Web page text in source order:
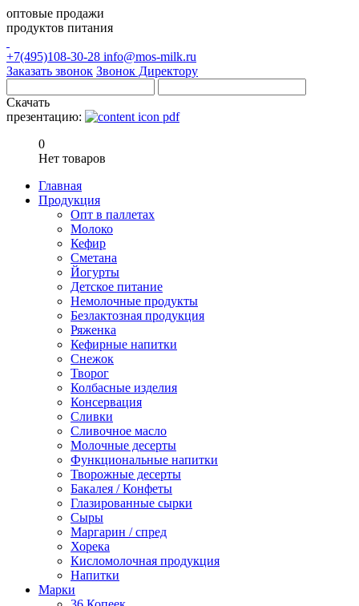
оптовые продажи
продуктов питания
+7(495)108-30-28 info@mos-milk.ru
Заказать звонок Звонок Директору
Скачать
презентацию:
0
Нет товаров
Главная
Продукция
Опт в паллетах
Молоко
Кефир
Сметана
Йогурты
Детское питание
Немолочные продукты
Безлактозная продукция
Ряженка
Кефирные напитки
Снежок
Творог
Колбасные изделия
Консервация
Сливки
Сливочное масло
Молочные десерты
Функциональные напитки
Творожные десерты
Бакалея / Конфеты
Глазированные сырки
Сыры
Маргарин / спред
Хорека
Кисломолочная продукция
Напитки
Марки